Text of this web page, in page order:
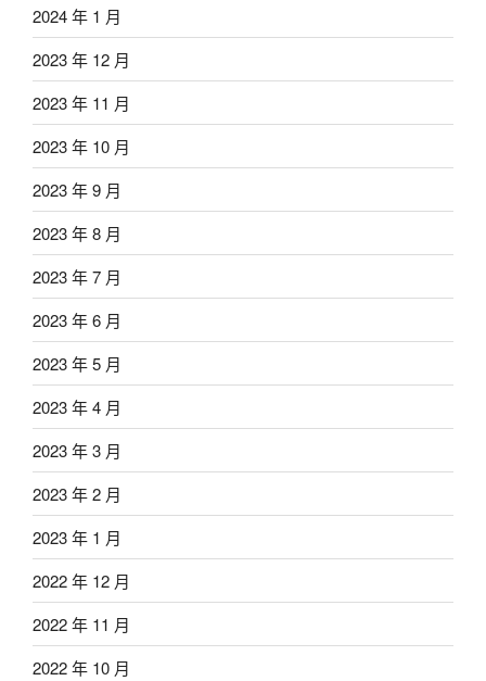
2024 年 1 月
2023 年 12 月
2023 年 11 月
2023 年 10 月
2023 年 9 月
2023 年 8 月
2023 年 7 月
2023 年 6 月
2023 年 5 月
2023 年 4 月
2023 年 3 月
2023 年 2 月
2023 年 1 月
2022 年 12 月
2022 年 11 月
2022 年 10 月